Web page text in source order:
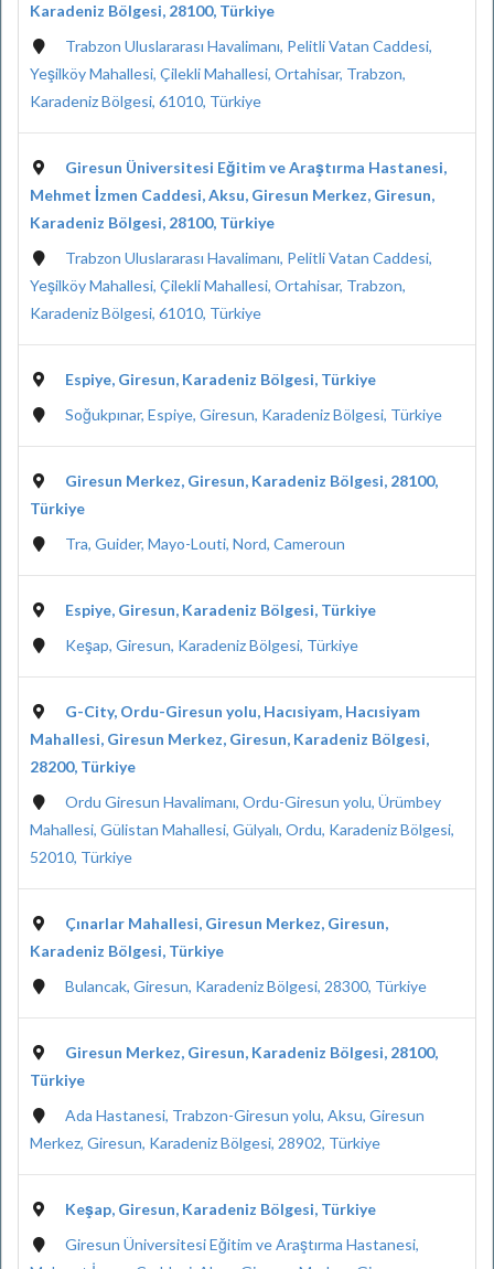
Karadeniz Bölgesi, 28100, Türkiye
Trabzon Uluslararası Havalimanı, Pelitli Vatan Caddesi,
Yeşilköy Mahallesi, Çilekli Mahallesi, Ortahisar, Trabzon,
Karadeniz Bölgesi, 61010, Türkiye
Giresun Üniversitesi Eğitim ve Araştırma Hastanesi,
Mehmet İzmen Caddesi, Aksu, Giresun Merkez, Giresun,
Karadeniz Bölgesi, 28100, Türkiye
Trabzon Uluslararası Havalimanı, Pelitli Vatan Caddesi,
Yeşilköy Mahallesi, Çilekli Mahallesi, Ortahisar, Trabzon,
Karadeniz Bölgesi, 61010, Türkiye
Espiye, Giresun, Karadeniz Bölgesi, Türkiye
Soğukpınar, Espiye, Giresun, Karadeniz Bölgesi, Türkiye
Giresun Merkez, Giresun, Karadeniz Bölgesi, 28100,
Türkiye
Tra, Guider, Mayo-Louti, Nord, Cameroun
Espiye, Giresun, Karadeniz Bölgesi, Türkiye
Keşap, Giresun, Karadeniz Bölgesi, Türkiye
G-City, Ordu-Giresun yolu, Hacısiyam, Hacısiyam
Mahallesi, Giresun Merkez, Giresun, Karadeniz Bölgesi,
28200, Türkiye
Ordu Giresun Havalimanı, Ordu-Giresun yolu, Ürümbey
Mahallesi, Gülistan Mahallesi, Gülyalı, Ordu, Karadeniz Bölgesi,
52010, Türkiye
Çınarlar Mahallesi, Giresun Merkez, Giresun,
Karadeniz Bölgesi, Türkiye
Bulancak, Giresun, Karadeniz Bölgesi, 28300, Türkiye
Giresun Merkez, Giresun, Karadeniz Bölgesi, 28100,
Türkiye
Ada Hastanesi, Trabzon-Giresun yolu, Aksu, Giresun
Merkez, Giresun, Karadeniz Bölgesi, 28902, Türkiye
Keşap, Giresun, Karadeniz Bölgesi, Türkiye
Giresun Üniversitesi Eğitim ve Araştırma Hastanesi,